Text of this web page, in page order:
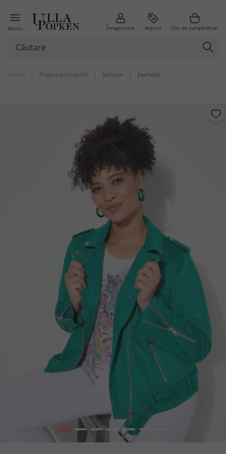
Meniu Înregistrare Acțiuni Coș de cumpărături
| Pagina principală | Jachete | Jachetă
2 3 5